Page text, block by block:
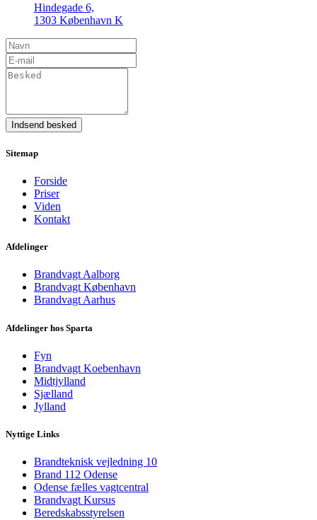
Hindegade 6,
1303 København K
Indsend besked
Sitemap
Forside
Priser
Viden
Kontakt
Afdelinger
Brandvagt Aalborg
Brandvagt København
Brandvagt Aarhus
Afdelinger hos Sparta
Fyn
Brandvagt Koebenhavn
Midtjylland
Sjælland
Jylland
Nyttige Links
Brandteknisk vejledning 10
Brand 112 Odense
Odense fælles vagtcentral
Brandvagt Kursus
Beredskabsstyrelsen